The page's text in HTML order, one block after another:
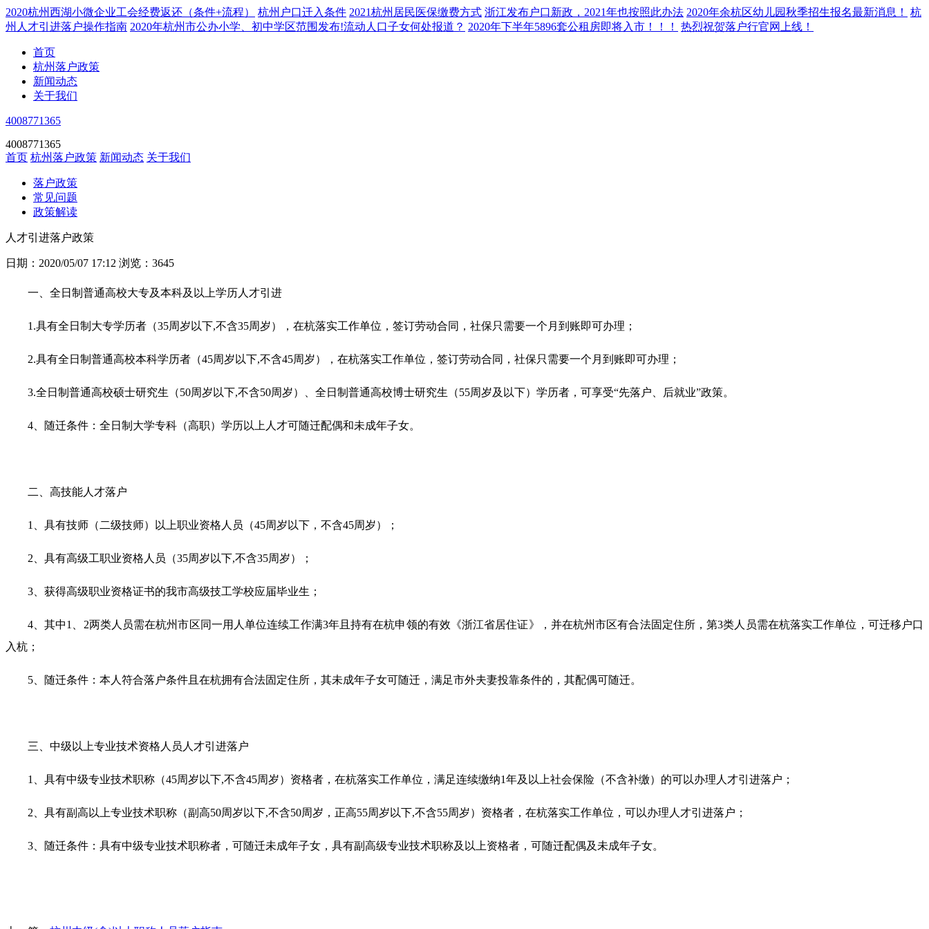
2020杭州西湖小微企业工会经费返还（条件+流程） 杭州户口迁入条件 2021杭州居民医保缴费方式 浙江发布户口新政，2021年也按照此办法 2020年余杭区幼儿园秋季招生报名最新消息！
杭
州人才引进落户操作指南 2020年杭州市公办小学、初中学区范围发布!流动人口子女何处报道？ 2020年下半年5896套公租房即将入市！！！ 热烈祝贺落户行官网上线！
首页
杭州落户政策
新闻动态
关于我们
4008771365
4008771365
首页 杭州落户政策 新闻动态 关于我们
落户政策
常见问题
政策解读
人才引进落户政策
日期：2020/05/07 17:12 浏览：3645
一、全日制普通高校大专及本科及以上学历人才引进
1.具有全日制大专学历者（35周岁以下,不含35周岁），在杭落实工作单位，签订劳动合同，社保只需要一个月到账即可办理；
2.具有全日制普通高校本科学历者（45周岁以下,不含45周岁），在杭落实工作单位，签订劳动合同，社保只需要一个月到账即可办理；
3.全日制普通高校硕士研究生（50周岁以下,不含50周岁）、全日制普通高校博士研究生（55周岁及以下）学历者，可享受“先落户、后就业”政策。
4、随迁条件：全日制大学专科（高职）学历以上人才可随迁配偶和未成年子女。
二、高技能人才落户
1、具有技师（二级技师）以上职业资格人员（45周岁以下，不含45周岁）；
2、具有高级工职业资格人员（35周岁以下,不含35周岁）；
3、获得高级职业资格证书的我市高级技工学校应届毕业生；
4、其中1、2两类人员需在杭州市区同一用人单位连续工作满3年且持有在杭申领的有效《浙江省居住证》，并在杭州市区有合法固定住所，第3类人员需在杭落实工作单位，可迁移户口
入杭；
5、随迁条件：本人符合落户条件且在杭拥有合法固定住所，其未成年子女可随迁，满足市外夫妻投靠条件的，其配偶可随迁。
三、中级以上专业技术资格人员人才引进落户
1、具有中级专业技术职称（45周岁以下,不含45周岁）资格者，在杭落实工作单位，满足连续缴纳1年及以上社会保险（不含补缴）的可以办理人才引进落户；
2、具有副高以上专业技术职称（副高50周岁以下,不含50周岁，正高55周岁以下,不含55周岁）资格者，在杭落实工作单位，可以办理人才引进落户；
3、随迁条件：具有中级专业技术职称者，可随迁未成年子女，具有副高级专业技术职称及以上资格者，可随迁配偶及未成年子女。